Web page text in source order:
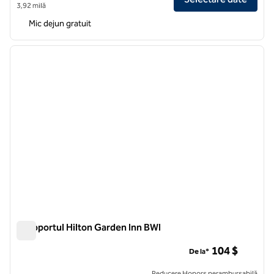
3,92 milă
Mic dejun gratuit
1 din 12
Aeroportul Hilton Garden Inn BWI
De la* 104 $